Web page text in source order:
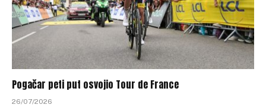
Pogačar peti put osvojio Tour de France
26/07/2026